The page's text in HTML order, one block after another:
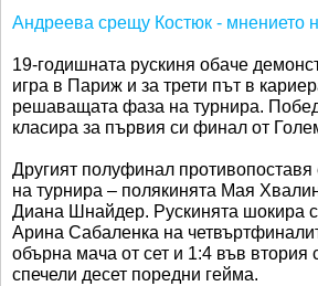
Андреева срещу Костюк - мнението
19-годишната рускиня обаче
игра в Париж и за трети път в
решаващата фаза на турнира.
класира за първия си финал от
Другият полуфинал противопоставя
на турнира – полякинята Мая
Диана Шнайдер. Рускинята шокира
Арина Сабаленка на
обърна мача от сет и 1:4 във втория
спечели десет поредни гейма.